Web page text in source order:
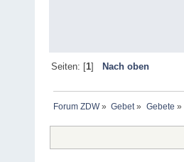
Seiten: [1] Nach oben
Forum ZDW» Gebet » Gebete »